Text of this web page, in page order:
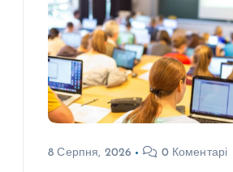
8 Серпня, 2026 0 Коментарі